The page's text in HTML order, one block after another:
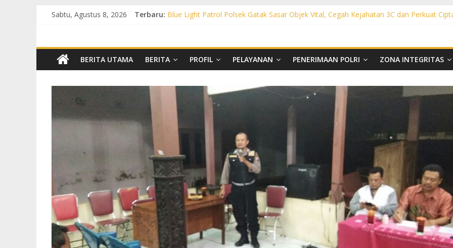
Sabtu, Agustus 8, 2026 Terbaru: Blue Light Patrol Polsek Gatak Sasar Objek Vital, Cegah Kejahatan 3C dan Perkuat
Patroli Blue Light Polsek Nguter Sasar Perbankan hingga Permukiman, Antisipasi 3C
Blue Light Patrol Polsek Tawangsari Sisir Belasan Desa, Cegah Kejahatan 3C dan
BERITA UTAMA BERITA PROFIL PELAYANAN PENERIMAAN POLRI ZONA INTEGRITAS